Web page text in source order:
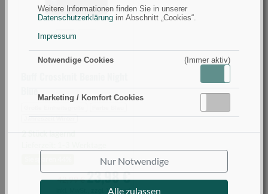
Weitere Informationen finden Sie in unserer
Datenschutzerklärung im Abschnitt „Cookies“.
Impressum
Notwendige Cookies (Immer aktiv)
Marketing / Komfort Cookies
Nur Notwendige
Alle zulassen
(Bild
Blue
Jahreszeit Winter
2 Stück lagernd
42,99 €23,98 €
zzgl. Versand